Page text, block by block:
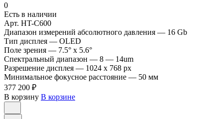
0
Есть в наличии
Арт. HT-C600
Диапазон измерений абсолютного давления — 16 Gb
Тип дисплея — OLED
Поле зрения — 7.5° x 5.6°
Спектральный диапазон — 8 — 14um
Разрешение дисплея — 1024 x 768 px
Минимальное фокусное расстояние — 50 мм
377 200 ₽
В корзину В корзине